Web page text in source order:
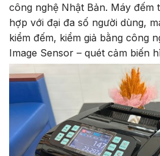
công nghệ Nhật Bản. Máy đếm
hợp với đại đa số người dùng,
kiểm đếm, kiểm giả bằng công
Image Sensor – quét cảm biến